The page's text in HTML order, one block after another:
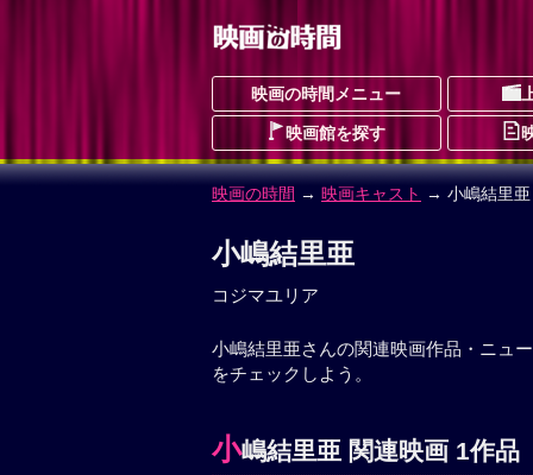
映画の時間メニュー
映画館を探す
映画の時間 → 映画キャスト → 小嶋結里亜
小嶋結里亜
コジマユリア
小嶋結里亜さんの関連映画作品・ニュ
をチェックしよう。
小嶋結里亜 関連映画 1作品